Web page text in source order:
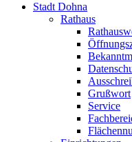
Stadt Dohna
Rathaus
Grußwort
Service